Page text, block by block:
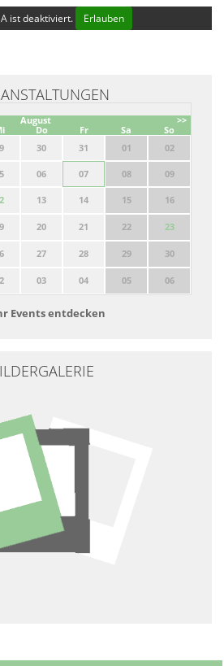
ist deaktiviert. Erlauben
>>
August
Do Fr Sa
So
30 31 01 02
06 07 08 09
13 14 15 16
20 21 22 23
27 28 29 30
03 04 05 06
Events entdecken